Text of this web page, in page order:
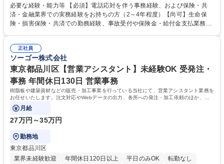
い合わせ電話対応や書類発送等を担当します。 ■共済金請求書類の受付、
内容確認、および共済金支払に関する審査・事務処理業務全般を担当 ■専
用システムへのデータ入力、各種必要書類の作成・発送作業 ■加入者様や
指定する業務 募集職種 横浜市【共済金支払事務】金融保険業界経験歓迎/
各種手当充実/転勤無
必要な経験・能力等 【必須】電話応対を伴う事務経験、および保険・共
済・金融業界での実務経験をお持ちの方（2～4年程度）【尚可】生命保
険・損害保険・共済での勤務経験、事故受付や保険金・給付金支払業務経
務へのキャリアチェンジ希望者も大歓迎です！ 学歴・資格 学歴：大学院
大学 高専 短大 専修学校 高校 語学力： 資格：
正社員
ソーゴー株式会社
東京都品川区【営業アシスタント】未経験OK 受発注・
事務 年間休日130日 営業事務
樹脂板や建築資材などの販売・加工事業を行っている当社にて、営業アシスタント業務を
お任せいたします。注文対応やWebデータの出力、各所への発注・加工依頼のほか、電
話・メール対応等の事務業務を担当します。
月給
27万円～35万円
勤務地
東京都品川区
業界未経験歓迎
年間休日120日以上 平日のみOK
転勤なし